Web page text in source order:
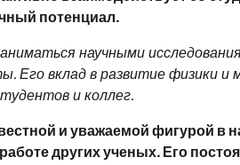
потенциал.
научными
Его вклад в развитие физики и
и коллег.
и уважаемой фигурой в
других ученых. Его